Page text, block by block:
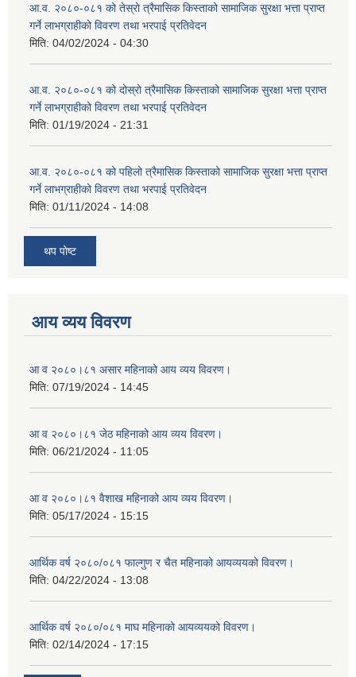
आ.व. २०८०-०८१ को तेस्रो त्रैमासिक किस्ताको सामाजिक सुरक्षा भत्ता प्राप्त
गर्ने लाभग्राहीको विवरण तथा भरपाई प्रतिवेदन
मिति: 04/02/2024 - 04:30
आ.व. २०८०-०८१ को दोस्रो त्रैमासिक किस्ताको सामाजिक सुरक्षा भत्ता प्राप्त
गर्ने लाभग्राहीको विवरण तथा भरपाई प्रतिवेदन
मिति: 01/19/2024 - 21:31
आ.व. २०८०-०८१ को पहिलो त्रैमासिक किस्ताको सामाजिक सुरक्षा भत्ता प्राप्त
गर्ने लाभग्राहीको विवरण तथा भरपाई प्रतिवेदन
मिति: 01/11/2024 - 14:08
थप पोष्ट
आय व्यय विवरण
आ व २०८०।८१ असार महिनाको आय व्यय विवरण।
मिति: 07/19/2024 - 14:45
आ व २०८०।८१ जेठ महिनाको आय व्यय विवरण।
मिति: 06/21/2024 - 11:05
आ व २०८०।८१ वैशाख महिनाको आय व्यय विवरण।
मिति: 05/17/2024 - 15:15
आर्थिक वर्ष २०८०/०८१ फाल्गुण र चैत महिनाको आयव्ययको विवरण।
मिति: 04/22/2024 - 13:08
आर्थिक वर्ष २०८०/०८१ माघ महिनाको आयव्ययको विवरण।
मिति: 02/14/2024 - 17:15